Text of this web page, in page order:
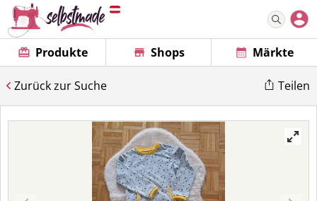
Produkte Shops Märkte
Zurück zur Suche Teilen